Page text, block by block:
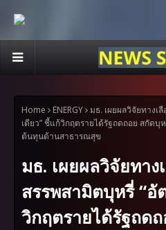
Home ENERGY มธ. เผยผลวิจัยทางเ
เดียว” ชี้แก้วิกฤตรายได้รัฐถดถอย สกัดบุ
ต้นทุนด้านสาธารณสุข
มธ. เผยผลวิจัยทา
สรรพสามิตบุหรี่ “อั
วิกฤตรายได้รัฐถด